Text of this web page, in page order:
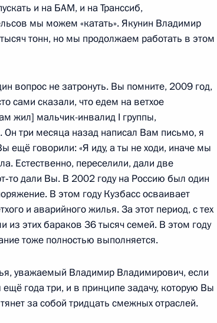
Рональдом
Ново-Огарёво
3
Ново-Огарёво
Ново-Огарёво
и на БАМ, и на Транссиб,
мы можем «катать». Якунин Владимир
тонн, но мы продолжаем работать в этом
вопрос не затронуть. Вы помните, 2009 год,
сами сказали, что едем на ветхое
жил] мальчик-инвалид I группы,
три месяца назад написал Вам письмо, я
ещё говорили: «Я иду, а ты не ходи, иначе мы
Естественно, переселили, дали две
дали Вы. В 2002 году на Россию был один
В этом году Кузбасс осваивает
и аварийного жилья. За этот период, с тех
из этих бараков 36 тысяч семей. В этом году
тоже полностью выполняется.
уважаемый Владимир Владимирович, если
года три, и в принципе задачу, которую Вы
за собой тридцать смежных отраслей.